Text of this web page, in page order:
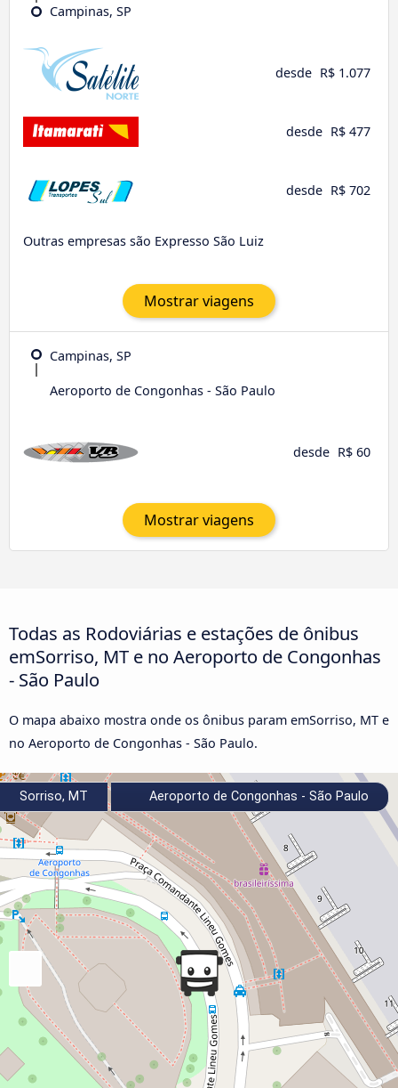
Campinas, SP
desde R$ 1.077
desde R$ 477
desde R$ 702
Outras empresas são Expresso São Luiz
Mostrar viagens
Campinas, SP
Aeroporto de Congonhas - São Paulo
desde R$ 60
Mostrar viagens
Todas as Rodoviárias e estações de ônibus
emSorriso, MT e no Aeroporto de Congonhas
- São Paulo
O mapa abaixo mostra onde os ônibus param emSorriso, MT e
no Aeroporto de Congonhas - São Paulo.
Sorriso, MT Aeroporto de Congonhas - São Paulo